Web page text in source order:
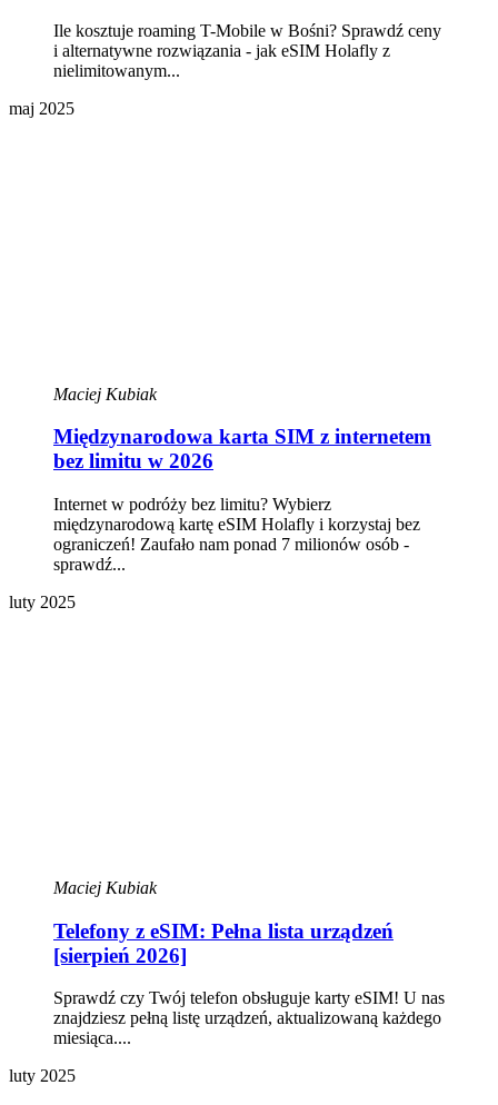
Ile kosztuje roaming T-Mobile w Bośni? Sprawdź ceny
i alternatywne rozwiązania - jak eSIM Holafly z
nielimitowanym...
maj 2025
Maciej Kubiak
Międzynarodowa karta SIM z internetem
bez limitu w 2026
Internet w podróży bez limitu? Wybierz
międzynarodową kartę eSIM Holafly i korzystaj bez
ograniczeń! Zaufało nam ponad 7 milionów osób -
sprawdź...
luty 2025
Maciej Kubiak
Telefony z eSIM: Pełna lista urządzeń
[sierpień 2026]
Sprawdź czy Twój telefon obsługuje karty eSIM! U nas
znajdziesz pełną listę urządzeń, aktualizowaną każdego
miesiąca....
luty 2025